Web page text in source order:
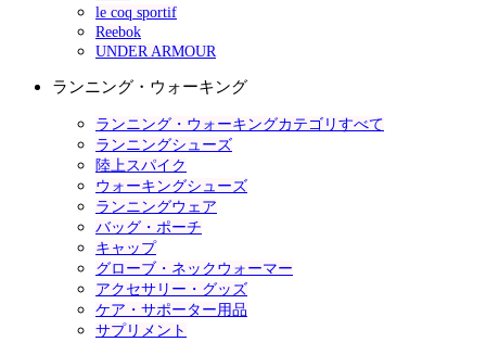
le coq sportif
Reebok
UNDER ARMOUR
ランニング・ウォーキング
ランニング・ウォーキングカテゴリすべて
ランニングシューズ
陸上スパイク
ウォーキングシューズ
ランニングウェア
バッグ・ポーチ
キャップ
グローブ・ネックウォーマー
アクセサリー・グッズ
ケア・サポーター用品
サプリメント